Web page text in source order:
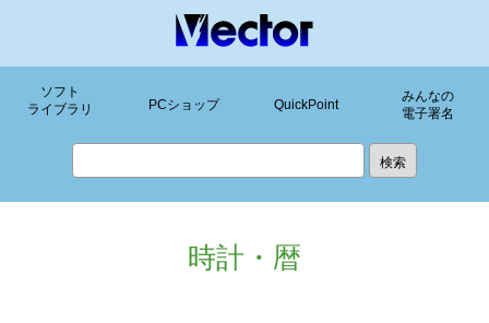
ソフト
ライブラリ
PCショップ QuickPoint
みんなの
電子署名
時計・暦